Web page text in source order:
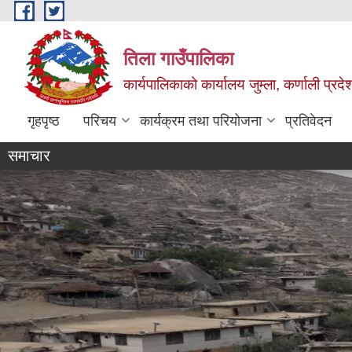
Skip to main content
तिला गाउँपालिका
कार्यपालिकाको कार्यालय जुम्ला, कर्णाली
गृहपृष्ठ परिचय कार्यक्रम तथा परियोजना प्रतिवेदन
समाचार